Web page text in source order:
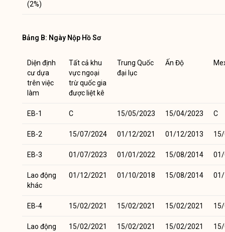
(2%)
Bảng B: Ngày Nộp Hồ Sơ
Diện định
cư dựa
trên việc
làm
Tất cả khu
vực ngoại
trừ quốc gia
được liệt kê
Trung Quốc
đại lục
Ấn Độ
EB-1 C 15/05/2023 15/04/2023 C
EB-2 15/07/2024 01/12/2021 01/12/2013
EB-3 01/07/2023 01/01/2022 15/08/2014
Lao động
khác
01/12/2021 01/10/2018 15/08/2014
EB-4 15/02/2021 15/02/2021 15/02/2021
Lao động
15/02/2021 15/02/2021 15/02/2021